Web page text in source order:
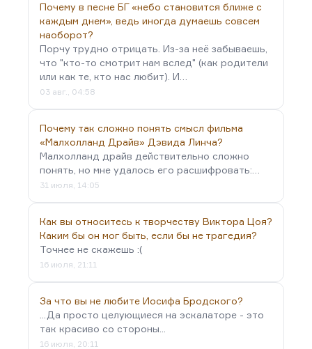
Почему в песне БГ «небо становится ближе с
каждым днем», ведь иногда думаешь совсем
наоборот?
Порчу трудно отрицать. Из-за неё забываешь,
что "кто-то смотрит нам вслед" (как родители
или как те, кто нас любит). И…
03 авг., 04:58
Почему так сложно понять смысл фильма
«Малхолланд Драйв» Дэвида Линча?
Малхолланд драйв действительно сложно
понять, но мне удалось его расшифровать:…
31 июля, 14:05
Как вы относитесь к творчеству Виктора Цоя?
Каким бы он мог быть, если бы не трагедия?
Точнее не скажешь :(
16 июля, 21:11
За что вы не любите Иосифа Бродского?
...Да просто целующиеся на эскалаторе - это
так красиво со стороны...
16 июля, 20:11